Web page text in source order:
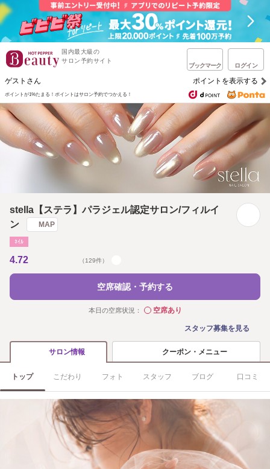
国内最大級の
サロン予約サイト
ブックマーク ログイン
ゲストさん ポイントを表示する
ポイントが1%たまる！ ポイントはサロン予約でつかえる！
stella【ステラ】パラジェル認定サロン/フィルイ
ン
MAP
ﾈｲﾙ
4.72 （129件）
空席確認・予約する
本日の空席状況： ◯空席あり
スタッフ募集を見る
サロン情報 クーポン・メニュー
トップ こだわり フォト スタッフ ブログ 口コミ